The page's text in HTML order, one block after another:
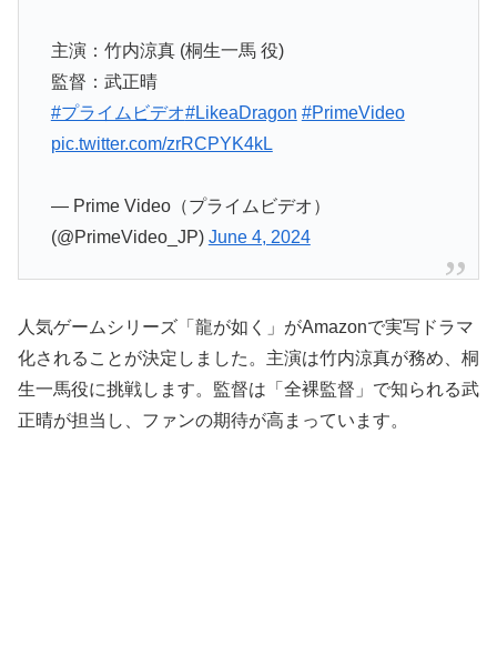
主演：竹内涼真 (桐生一馬 役)
監督：武正晴
#プライムビデオ#LikeaDragon #PrimeVideo
pic.twitter.com/zrRCPYK4kL
— Prime Video（プライムビデオ）
(@PrimeVideo_JP) June 4, 2024
人気ゲームシリーズ「龍が如く」がAmazonで実写ドラマ
化されることが決定しました。主演は竹内涼真が務め、桐
生一馬役に挑戦します。監督は「全裸監督」で知られる武
正晴が担当し、ファンの期待が高まっています。